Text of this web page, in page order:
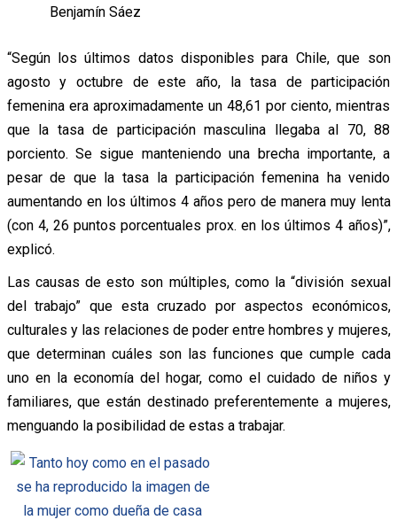
Benjamín Sáez
“Según los últimos datos disponibles para Chile, que son
agosto y octubre de este año, la tasa de participación
femenina era aproximadamente un 48,61 por ciento, mientras
que la tasa de participación masculina llegaba al 70, 88
porciento. Se sigue manteniendo una brecha importante, a
pesar de que la tasa la participación femenina ha venido
aumentando en los últimos 4 años pero de manera muy lenta
(con 4, 26 puntos porcentuales prox. en los últimos 4 años)”,
explicó.
Las causas de esto son múltiples, como la “división sexual
del trabajo” que esta cruzado por aspectos económicos,
culturales y las relaciones de poder entre hombres y mujeres,
que determinan cuáles son las funciones que cumple cada
uno en la economía del hogar, como el cuidado de niños y
familiares, que están destinado preferentemente a mujeres,
menguando la posibilidad de estas a trabajar.